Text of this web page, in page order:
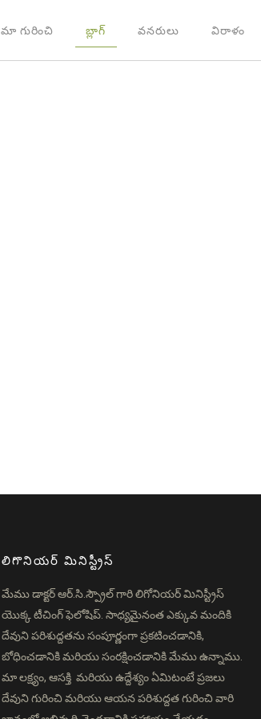
మా గురించి బ్లాగ్ వనరులు విరాళం
లిగొనియర్ మినిస్ట్రీస్
మేము డాక్టర్ ఆర్.సి.స్ప్రౌల్ గారి లిగోనియర్ మినిస్ట్రీస్
యొక్క టీచింగ్ ఫెలోషిప్. సాధ్యమైనంత ఎక్కువ మందికి
దేవుని పరిశుద్దతను సంపూర్ణంగా ప్రకటించడానికి,
బోధించడానికి మరియు సంరక్షించడానికి మేము ఉన్నాము.
మా లక్ష్యం, ఆసక్తి మరియు ఉద్దేశ్యం ఏమిటంటే ప్రజలు
దేవుని గురించి మరియు ఆయన పరిశుద్దత గురించి వారి